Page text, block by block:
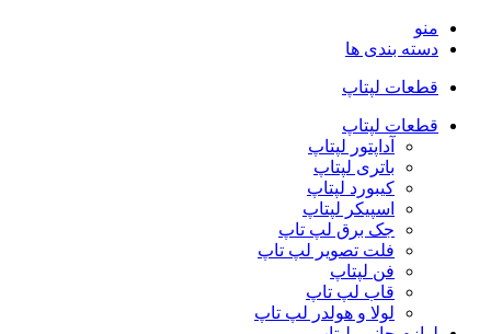
منو
دسته بندی ها
قطعات لپتاپ
قطعات لپتاپ
آداپتور لپتاپ
باتری لپتاپ
کیبورد لپتاپ
اسپیکر لپتاپ
جک برق لپ تاپ
فلت تصویر لپ تاپ
فن لپتاپ
قاب لپ تاپ
لولا و هولدر لپ تاپ